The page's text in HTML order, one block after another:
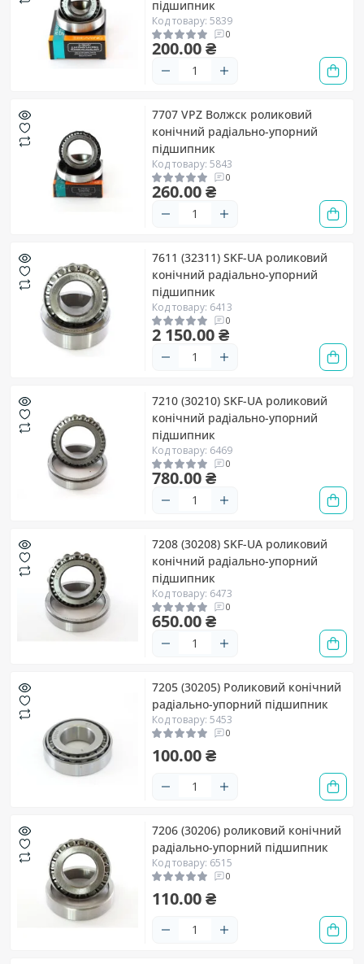
підшипник
Код товару: 5839
0
200.00 ₴
7707 VPZ Волжск роликовий
конічний радіально-упорний
підшипник
Код товару: 5843
0
260.00 ₴
7611 (32311) SKF-UA роликовий
конічний радіально-упорний
підшипник
Код товару: 6413
0
2 150.00 ₴
7210 (30210) SKF-UA роликовий
конічний радіально-упорний
підшипник
Код товару: 6469
0
780.00 ₴
7208 (30208) SKF-UA роликовий
конічний радіально-упорний
підшипник
Код товару: 6473
0
650.00 ₴
7205 (30205) Роликовий конічний
радіально-упорний підшипник
Код товару: 5453
0
100.00 ₴
7206 (30206) роликовий конічний
радіально-упорний підшипник
Код товару: 6515
0
110.00 ₴